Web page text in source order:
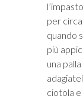
per
quando
più
una
ciotola